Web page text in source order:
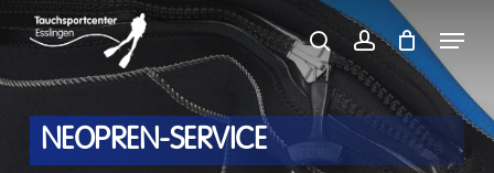
Skip
main
content
searchaccount
Menu
NEOPREN-SERVICE